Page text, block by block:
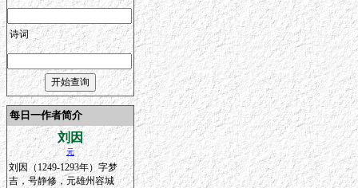
诗词
每日一作者简介
刘因
元
刘因（1249-1293年）字梦
吉，号静修，元雄州容城